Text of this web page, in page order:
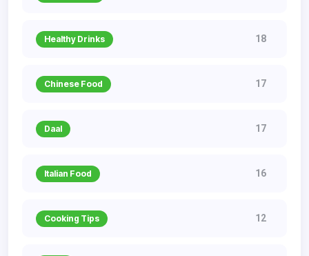
Healthy Drinks 18
Chinese Food 17
Daal 17
Italian Food 16
Cooking Tips 12